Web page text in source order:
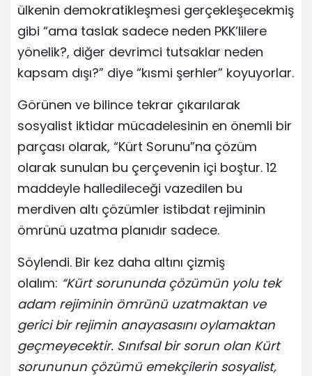
ülkenin demokratikleşmesi gerçekleşecekmiş
gibi “ama taslak sadece neden PKK’lilere
yönelik?, diğer devrimci tutsaklar neden
kapsam dışı?” diye “kısmi şerhler” koyuyorlar.
Görünen ve bilince tekrar çıkarılarak
sosyalist iktidar mücadelesinin en önemli bir
parçası olarak, “Kürt Sorunu”na çözüm
olarak sunulan bu çerçevenin içi boştur. 12
maddeyle halledileceği vazedilen bu
merdiven altı çözümler istibdat rejiminin
ömrünü uzatma planıdır sadece.
Söylendi. Bir kez daha altını çizmiş
olalım: “Kürt sorununda çözümün yolu tek
adam rejiminin ömrünü uzatmaktan ve
gerici bir rejimin anayasasını oylamaktan
geçmeyecektir. Sınıfsal bir sorun olan Kürt
sorununun çözümü emekçilerin sosyalist,